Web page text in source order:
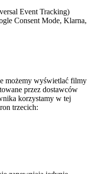
Event Tracking)
Consent Mode, Klarna,
możemy wyświetlać filmy
przez dostawców
korzystamy w tej
trzecich: